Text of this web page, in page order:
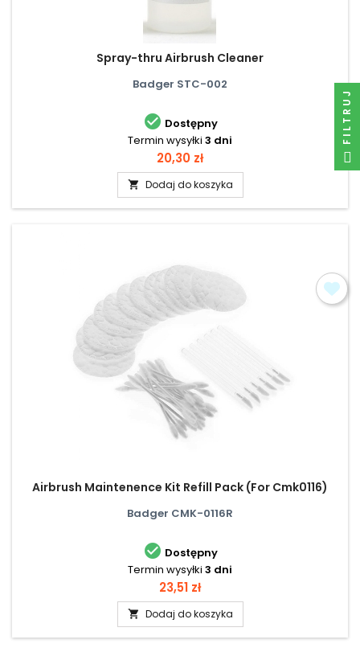
Spray-thru Airbrush Cleaner
Badger STC-002
 Dostępny
Termin wysyłki 3 dni
Cena
20,30 zł
 Dodaj do koszyka
Airbrush Maintenence Kit Refill Pack (For Cmk0116)
Badger CMK-0116R
 Dostępny
Termin wysyłki 3 dni
Cena
23,51 zł
 Dodaj do koszyka
FILTRUJ